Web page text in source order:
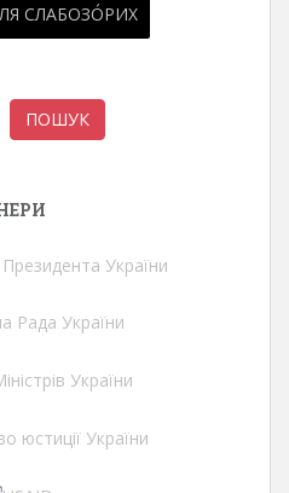
СЛАБОЗО́РИХ
ПОШУК